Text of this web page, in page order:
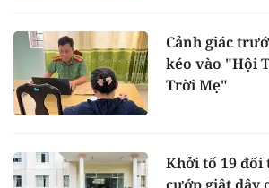
Cảnh giác
kéo vào "Hội
Trời Mẹ"
Khởi tố 19 đối